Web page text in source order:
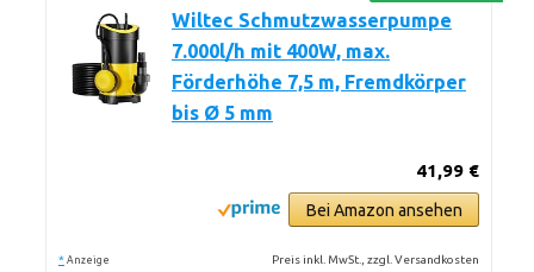
Wiltec Schmutzwasserpumpe
7.000l/h mit 400W, max.
Förderhöhe 7,5 m, Fremdkörper
bis Ø 5 mm
41,99 €
Bei Amazon ansehen
* Anzeige Preis inkl. MwSt., zzgl. Versandkosten